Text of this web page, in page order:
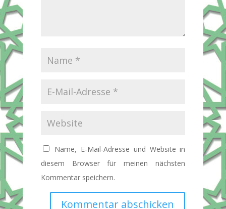
Name, E-Mail-Adresse und Website in
diesem Browser für meinen nächsten
Kommentar speichern.
Kommentar abschicken